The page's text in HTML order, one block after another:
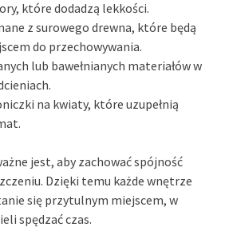
które dodadzą lekkości.
z surowego drewna, które będą
do przechowywania.
lub bawełnianych materiałów w
na kwiaty, które uzupełnią
jest, aby zachować spójność
Dzięki temu każde wnętrze
się przytulnym miejscem, w
spędzać czas.